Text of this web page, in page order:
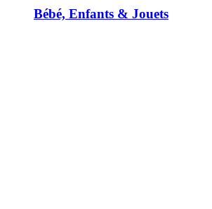
Bébé, Enfants & Jouets